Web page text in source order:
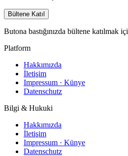
Bültene Katıl
Butona bastığınızda bültene katılmak
Platform
Hakkımızda
İletişim
Impressum · Künye
Datenschutz
Bilgi & Hukuki
Hakkımızda
İletişim
Impressum · Künye
Datenschutz